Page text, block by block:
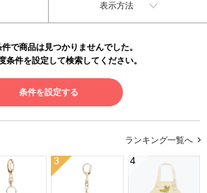
表示方法
で商品は見つかりませんでした。
条件を設定して検索してください。
条件を設定する
ランキング一覧へ
3 4